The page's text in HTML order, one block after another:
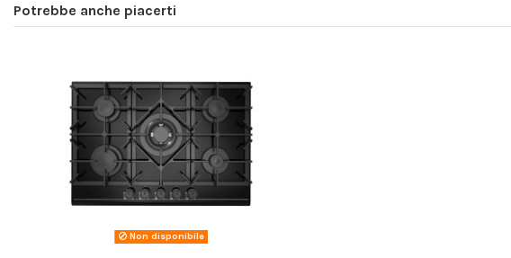
Potrebbe anche piacerti
Non disponibile